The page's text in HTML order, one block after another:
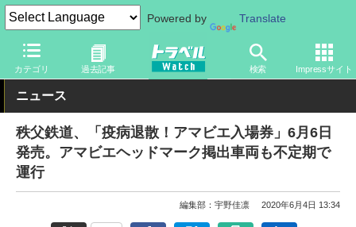
Powered by Translate
カテゴリ 過去記事 検索 Impressサイト
トラベル Watch 地域 国内旅行 関東
ニュース
秩父鉄道、「疫病退散！アマビエ入場券」6月6日
発売。アマビエヘッドマーク掲出車両も不定期で
運行
編集部：宇野佳凛 2020年6月4日 13:34